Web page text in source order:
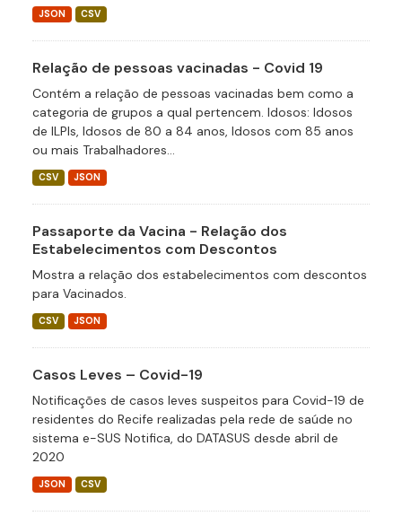
JSON CSV
Relação de pessoas vacinadas - Covid 19
Contém a relação de pessoas vacinadas bem como a
categoria de grupos a qual pertencem. Idosos: Idosos
de ILPIs, Idosos de 80 a 84 anos, Idosos com 85 anos
ou mais Trabalhadores...
CSV JSON
Passaporte da Vacina - Relação dos
Estabelecimentos com Descontos
Mostra a relação dos estabelecimentos com descontos
para Vacinados.
CSV JSON
Casos Leves – Covid-19
Notificações de casos leves suspeitos para Covid-19 de
residentes do Recife realizadas pela rede de saúde no
sistema e-SUS Notifica, do DATASUS desde abril de
2020
JSON CSV